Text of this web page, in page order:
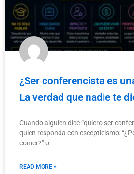
¿Ser conferencista es
La verdad que nadie te
Cuando alguien dice “quiero ser
quien responda con escepticismo:
comer?” o
READ MORE »